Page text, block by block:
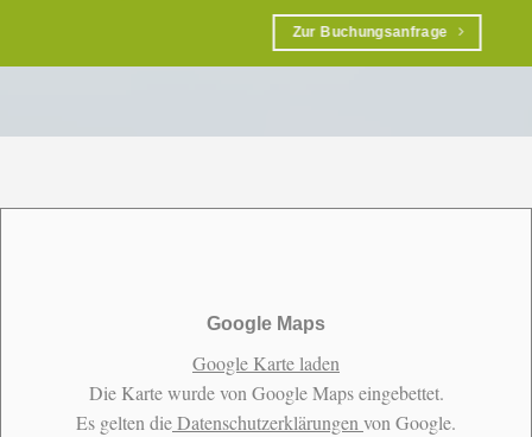
Zur Buchungsanfrage
Google Maps
Google Karte laden
Die Karte wurde von Google Maps eingebettet.
Es gelten dieDatenschutzerklärungen von Google.